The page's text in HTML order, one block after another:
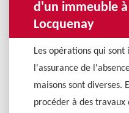
d'un immeuble
Locquenay
Les opérations qui sont
l'assurance de
maisons sont diverses.
procéder à des